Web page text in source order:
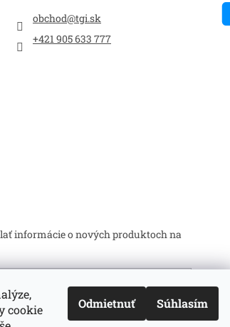
cookie
Odmietnuť Súhlasím
obchod@tgi.sk
+421 905 633 777
informácie o nových produktoch na
údajov
v súlade s príslušnými
osobných údajov. Zároveň